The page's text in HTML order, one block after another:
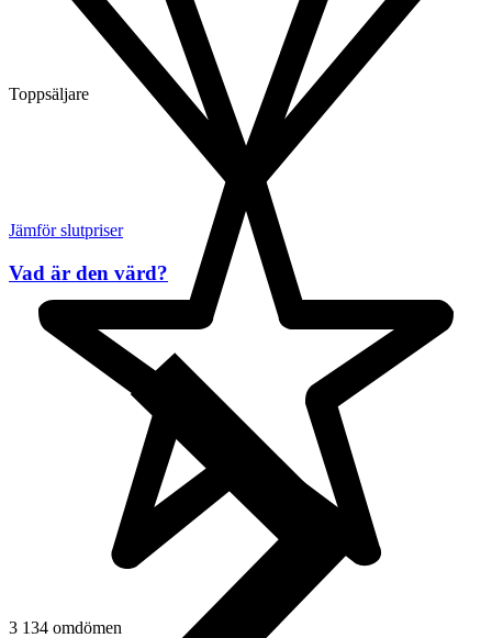
Toppsäljare
3 134 omdömen
Jämför slutpriser
Vad är den värd?